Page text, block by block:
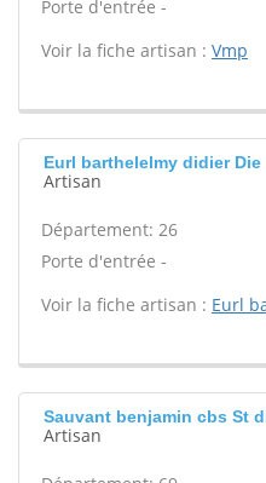
Porte d'entrée -
Voir la fiche artisan : Vmp
Eurl barthelelmy didier Die
Artisan
Département: 26
Porte d'entrée -
Voir la fiche artisan : Eurl
Sauvant benjamin cbs St
Artisan